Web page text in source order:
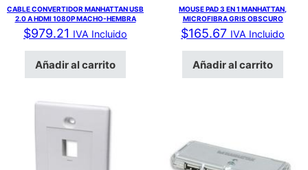
CABLE CONVERTIDOR MANHATTAN USB
2.0 A HDMI 1080P MACHO-HEMBRA
$979.21 IVA Incluido
Añadir al carrito
MOUSE PAD 3 EN 1 MANHATTAN,
MICROFIBRA GRIS OBSCURO
$165.67 IVA Incluido
Añadir al carrito